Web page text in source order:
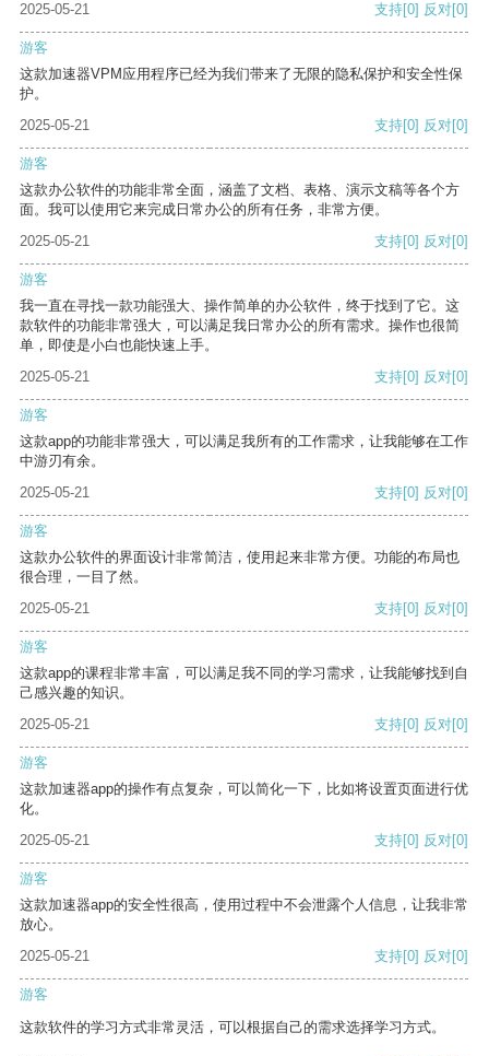
2025-05-21
支持[0] 反对[0]
游客
这款加速器VPM应用程序已经为我们带来了无限的隐私保护和安全性保
护。
2025-05-21
支持[0] 反对[0]
游客
这款办公软件的功能非常全面，涵盖了文档、表格、演示文稿等各个方
面。我可以使用它来完成日常办公的所有任务，非常方便。
2025-05-21
支持[0] 反对[0]
游客
我一直在寻找一款功能强大、操作简单的办公软件，终于找到了它。这
款软件的功能非常强大，可以满足我日常办公的所有需求。操作也很简
单，即使是小白也能快速上手。
2025-05-21
支持[0] 反对[0]
游客
这款app的功能非常强大，可以满足我所有的工作需求，让我能够在工作
中游刃有余。
2025-05-21
支持[0] 反对[0]
游客
这款办公软件的界面设计非常简洁，使用起来非常方便。功能的布局也
很合理，一目了然。
2025-05-21
支持[0] 反对[0]
游客
这款app的课程非常丰富，可以满足我不同的学习需求，让我能够找到自
己感兴趣的知识。
2025-05-21
支持[0] 反对[0]
游客
这款加速器app的操作有点复杂，可以简化一下，比如将设置页面进行优
化。
2025-05-21
支持[0] 反对[0]
游客
这款加速器app的安全性很高，使用过程中不会泄露个人信息，让我非常
放心。
2025-05-21
支持[0] 反对[0]
游客
这款软件的学习方式非常灵活，可以根据自己的需求选择学习方式。